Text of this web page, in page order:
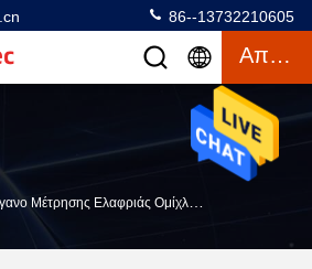
86--13732210605
Απόσπασμα
Μέτρησης Ελαφριάς Ομίχλης